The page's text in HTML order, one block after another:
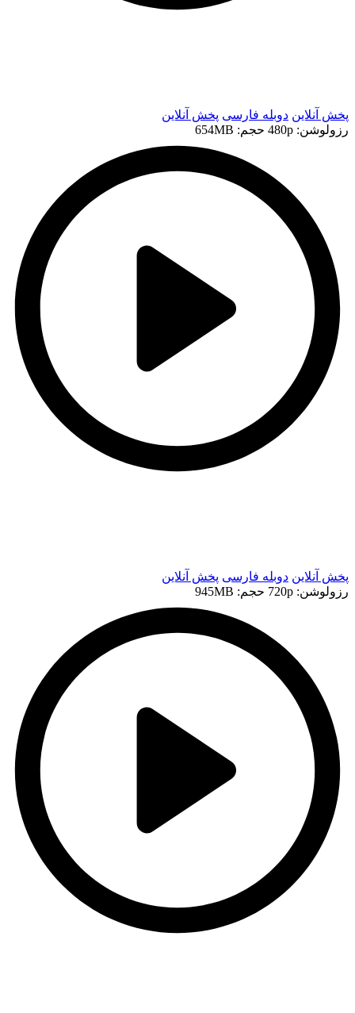
پخش آنلاین دوبله فارسی پخش آنلاین
رزولوشن: 480p
حجم: 654MB
پخش آنلاین دوبله فارسی پخش آنلاین
رزولوشن: 720p
حجم: 945MB